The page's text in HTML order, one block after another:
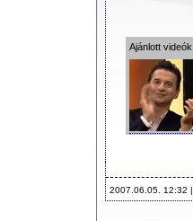
Ajánlott videók
2007.06.05. 12:32 |